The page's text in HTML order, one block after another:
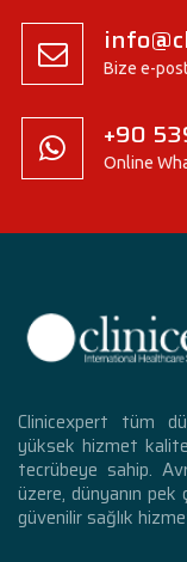
Bize e-
+90
Online
Clinicexpert tüm
yüksek hizmet
tecrübeye sahip.
üzere, dünyanın pek
güvenilir sağlık